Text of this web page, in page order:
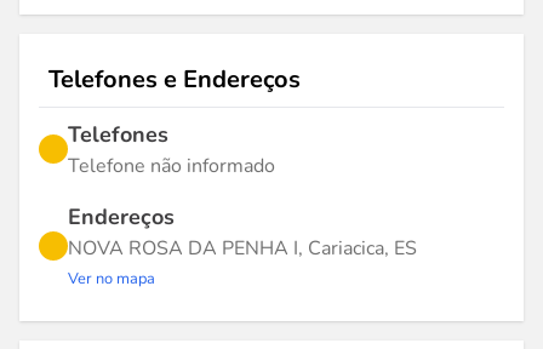
Telefones e Endereços
Telefones
Telefone não informado
Endereços
NOVA ROSA DA PENHA I, Cariacica, ES
Ver no mapa